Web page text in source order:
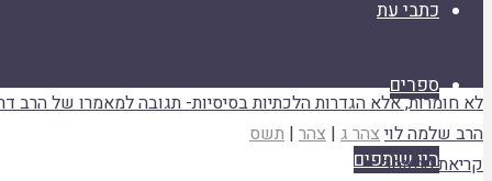
כתבי עת
ספרים
היו שותפים
לא חומרות, אלא הגדרות הלכתיות בסיסיות- תגובה למאמרו של הרב
הרב שלמה לויצהר ג | צהר | תשס
קריאת המאמר